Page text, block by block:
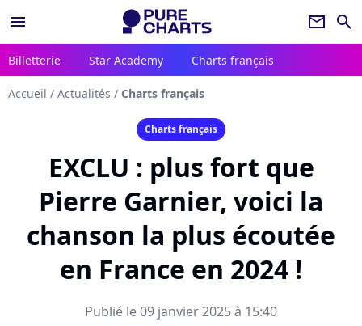
menu newsletter search
Billetterie Star Academy Charts français
Accueil / Actualités / Charts français
Charts français
EXCLU : plus fort que
Pierre Garnier, voici la
chanson la plus écoutée
en France en 2024 !
Publié le 09 janvier 2025 à 15:40